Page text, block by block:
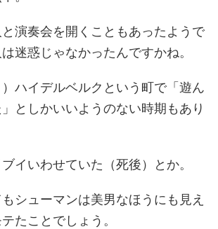
演奏会を開くこともあったようで
迷惑じゃなかったんですかね。
ハイデルベルクという町で「遊ん
としかいいようのない時期もあり
イいわせていた（死後）とか。
シューマンは美男なほうにも見え
たことでしょう。